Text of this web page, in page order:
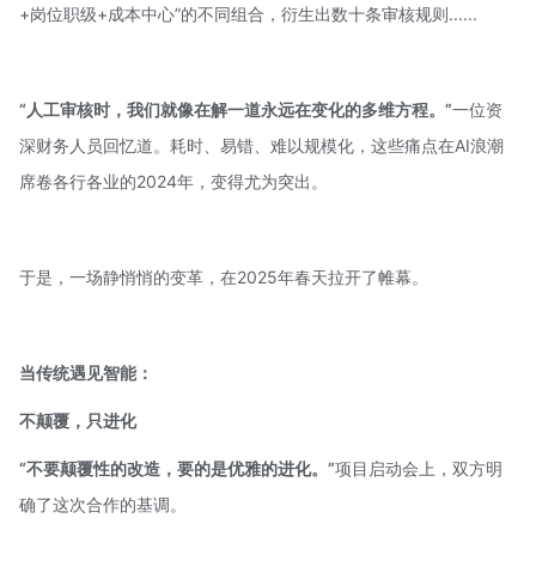
+岗位职级+成本中心”的不同组合，衍生出数十条审核规则......
“人工审核时，我们就像在解一道永远在变化的多维方程。”一位资
深财务人员回忆道。耗时、易错、难以规模化，这些痛点在AI浪潮
席卷各行各业的2024年，变得尤为突出。
于是，一场静悄悄的变革，在2025年春天拉开了帷幕。
当传统遇见智能：
不颠覆，只进化
“不要颠覆性的改造，要的是优雅的进化。”项目启动会上，双方明
确了这次合作的基调。